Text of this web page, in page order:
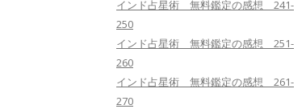
インド占星術 無料鑑定の感想 241-
250
インド占星術 無料鑑定の感想 251-
260
インド占星術 無料鑑定の感想 261-
270